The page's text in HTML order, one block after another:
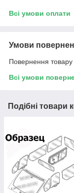
Всі умови оплати
Умови
Повернення товару
Всі умови
Подібні товари